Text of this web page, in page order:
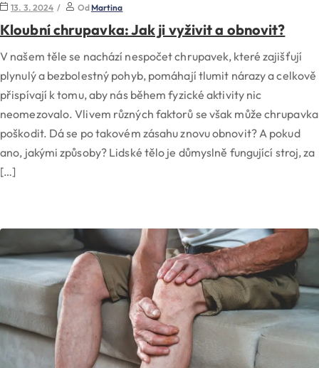
13. 3. 2024 OdMartina
Kloubní chrupavka: Jak ji vyživit a obnovit?
V našem těle se nachází nespočet chrupavek, které zajišťují
plynulý a bezbolestný pohyb, pomáhají tlumit nárazy a celkově
přispívají k tomu, aby nás během fyzické aktivity nic
neomezovalo. Vlivem různých faktorů se však může chrupavka
poškodit. Dá se po takovém zásahu znovu obnovit? A pokud
ano, jakými způsoby? Lidské tělo je důmyslně fungující stroj, za
[…]